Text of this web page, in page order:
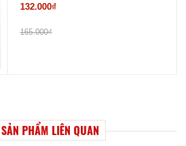
132.000₫
165.000₫
SẢN PHẨM LIÊN QUAN